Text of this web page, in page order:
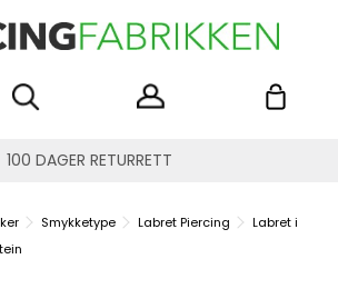
100 DAGER RETURRETT
Smykketype Labret Piercing
Labret i